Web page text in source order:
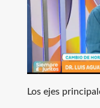
Los ejes